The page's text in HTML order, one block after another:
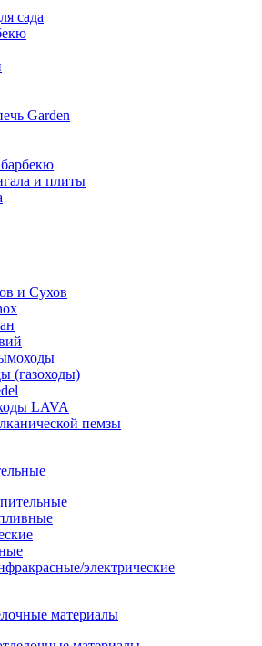
сада
Garden
и плиты
и Сухов
(газоходы)
LAVA
пемзы
электрические